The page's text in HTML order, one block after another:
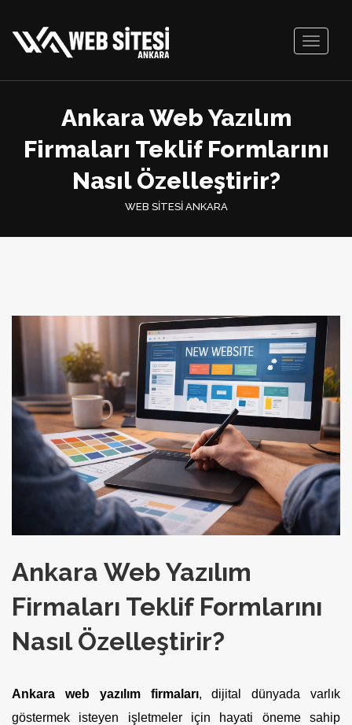
Toggle
Ankara Web Yazılım
Firmaları Teklif Formlarını
Nasıl Özelleştirir?
WEB SİTESİ ANKARA
Ankara Web Yazılım
Firmaları Teklif Formlarını
Nasıl Özelleştirir?
Ankara web yazılım firmaları, dijital dünyada varlık
göstermek isteyen işletmeler için hayati öneme sahip